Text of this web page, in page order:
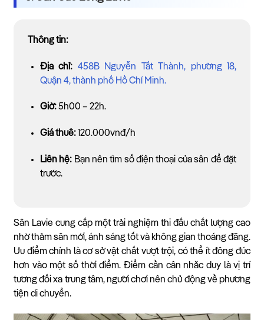
Thông tin:
Địa chỉ: 458B Nguyễn Tất Thành, phường 18,
Quận 4, thành phố Hồ Chí Minh.
Giờ:5h00 – 22h.
Giá thuê: 120.000vnđ/h
Liên hệ: Bạn nên tìm số điện thoại của sân để đặt
trước.
Sân Lavie cung cấp một trải nghiệm thi đấu chất lượng cao
nhờ thảm sân mới, ánh sáng tốt và không gian thoáng đãng.
Ưu điểm chính là cơ sở vật chất vượt trội, có thể ít đông đúc
hơn vào một số thời điểm. Điểm cần cân nhắc duy là vị trí
tương đối xa trung tâm, người chơi nên chủ động về phương
tiện di chuyển.